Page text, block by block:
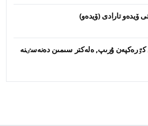
ۆيدەو تارادى (ۆيدەو)
كٷرەكپەن ۇرىپ, ەلەكتر سىمىن دەنەسٸنە